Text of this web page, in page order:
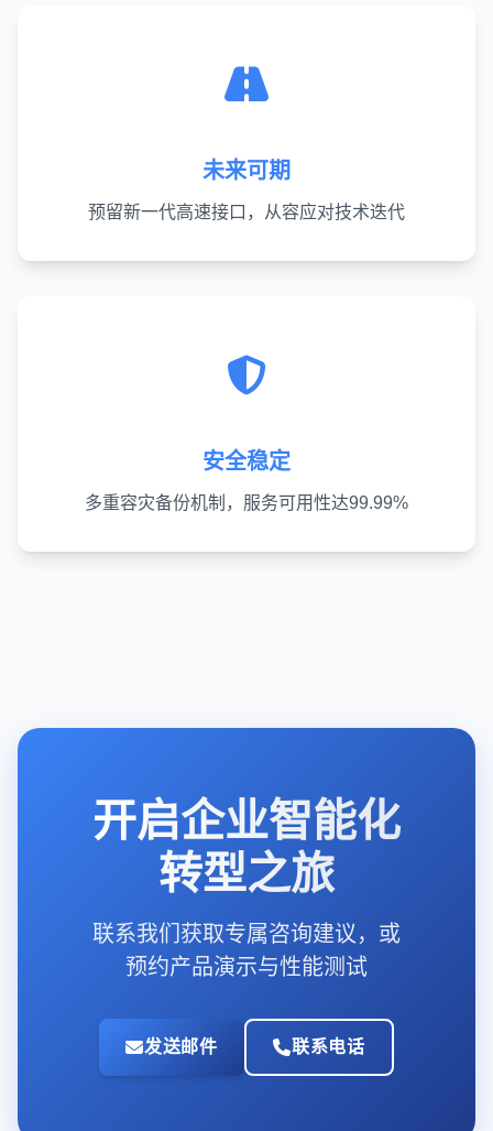
未来可期
预留新一代高速接口，从容应对技术迭代
安全稳定
多重容灾备份机制，服务可用性达99.99%
开启企业智能化
转型之旅
联系我们获取专属咨询建议，或
预约产品演示与性能测试
发送邮件 联系电话